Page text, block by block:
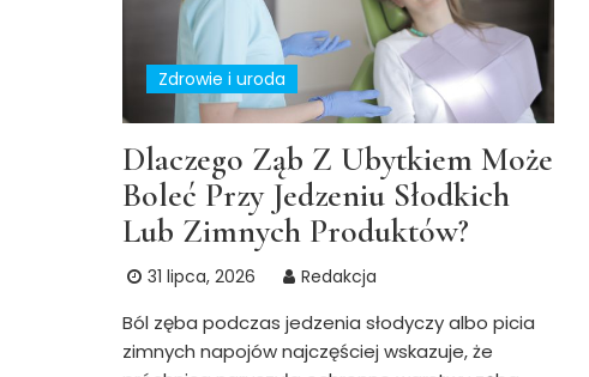
Zdrowie i uroda
Dlaczego Ząb Z Ubytkiem Może
Boleć Przy Jedzeniu Słodkich
Lub Zimnych Produktów?
31 lipca, 2026 Redakcja
Ból zęba podczas jedzenia słodyczy albo picia
zimnych napojów najczęściej wskazuje, że